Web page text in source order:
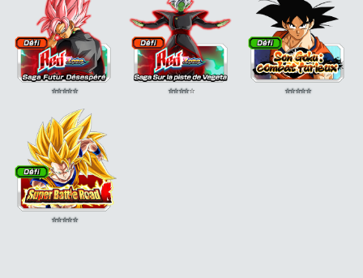
⭐⭐⭐⭐⭐ ⭐⭐⭐⭐⭐ ⭐⭐⭐⭐⭐
⭐⭐⭐⭐⭐